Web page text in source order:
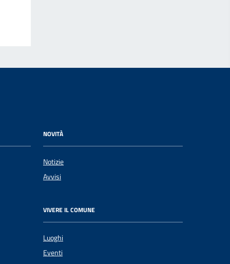
NOVITÀ
Notizie
Avvisi
VIVERE IL COMUNE
Luoghi
Eventi